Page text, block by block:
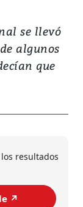
se llevó
algunos
que
resultados
↗️